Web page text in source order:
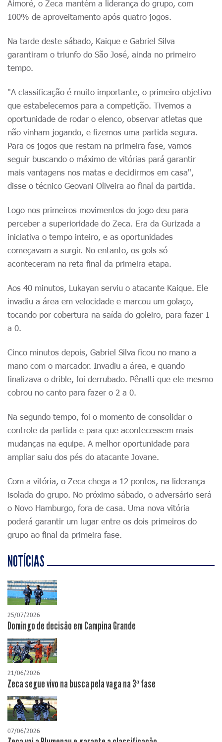
Aimoré, o Zeca mantém a liderança do grupo, com
100% de aproveitamento após quatro jogos.
Na tarde deste sábado, Kaique e Gabriel Silva
garantiram o triunfo do São José, ainda no primeiro
tempo.
"A classificação é muito importante, o primeiro objetivo
que estabelecemos para a competição. Tivemos a
oportunidade de rodar o elenco, observar atletas que
não vinham jogando, e fizemos uma partida segura.
Para os jogos que restam na primeira fase, vamos
seguir buscando o máximo de vitórias pará garantir
mais vantagens nos matas e decidirmos em casa",
disse o técnico Geovani Oliveira ao final da partida.
Logo nos primeiros movimentos do jogo deu para
perceber a superioridade do Zeca. Era da Gurizada a
iniciativa o tempo inteiro, e as oportunidades
começavam a surgir. No entanto, os gols só
aconteceram na reta final da primeira etapa.
Aos 40 minutos, Lukayan serviu o atacante Kaique. Ele
invadiu a área em velocidade e marcou um golaço,
tocando por cobertura na saída do goleiro, para fazer 1
a 0.
Cinco minutos depois, Gabriel Silva ficou no mano a
mano com o marcador. Invadiu a área, e quando
finalizava o drible, foi derrubado. Pênalti que ele mesmo
cobrou no canto para fazer o 2 a 0.
Na segundo tempo, foi o momento de consolidar o
controle da partida e para que acontecessem mais
mudanças na equipe. A melhor oportunidade para
ampliar saiu dos pés do atacante Jovane.
Com a vitória, o Zeca chega a 12 pontos, na liderança
isolada do grupo. No próximo sábado, o adversário será
o Novo Hamburgo, fora de casa. Uma nova vitória
poderá garantir um lugar entre os dois primeiros do
grupo ao final da primeira fase.
NOTÍCIAS
25/07/2026
Domingo de decisão em Campina Grande
21/06/2026
Zeca segue vivo na busca pela vaga na 3ª fase
07/06/2026